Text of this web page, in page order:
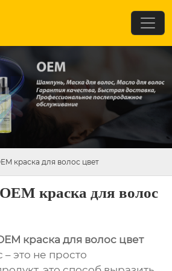
краска для волос цвет
краска для волос
краска для волос цвет
– это не просто